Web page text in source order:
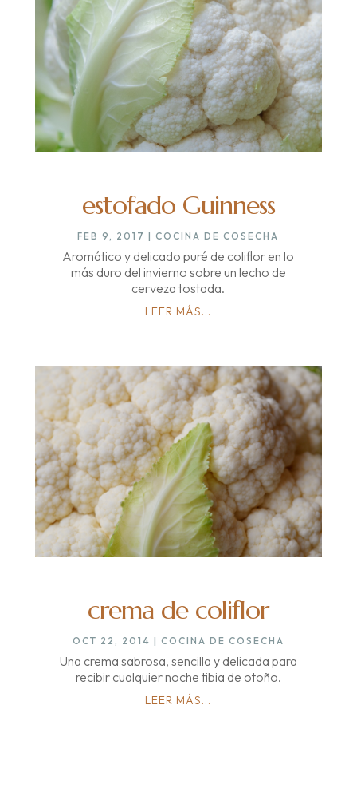
estofado Guinness
FEB 9, 2017 |COCINA DE COSECHA
Aromático y delicado puré de coliflor en lo
más duro del invierno sobre un lecho de
cerveza tostada.
LEER MÁS...
crema de coliflor
OCT 22, 2014 | COCINA DE COSECHA
Una crema sabrosa, sencilla y delicada para
recibir cualquier noche tibia de otoño.
LEER MÁS...